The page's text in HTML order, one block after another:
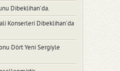
Dibeklihan’da.
Konserleri Dibeklihan’da
Dört Yeni Sergiyle